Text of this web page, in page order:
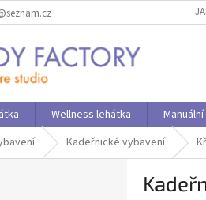
Wellness lehátka
Kadeřnické vybavení